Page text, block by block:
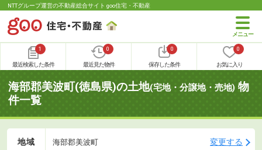
NTTグループ運営の不動産総合サイト goo住宅・不動産
1
最近検索した条件
0
最近見た物件
0
保存した条件
0
お気に入り
海部郡美波町(徳島県)の土地(宅地・分譲地・売地) 物
件一覧
地域 海部郡美波町 変更する